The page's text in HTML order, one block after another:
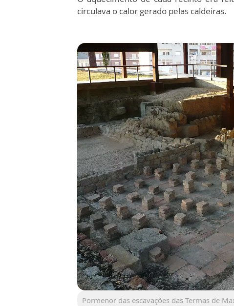
circulava o calor gerado pelas caldeiras.
Pormenor das escavações das Termas de